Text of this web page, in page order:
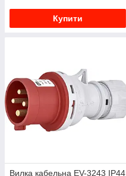
Купити
Вилка кабельна EV-3243 IP44